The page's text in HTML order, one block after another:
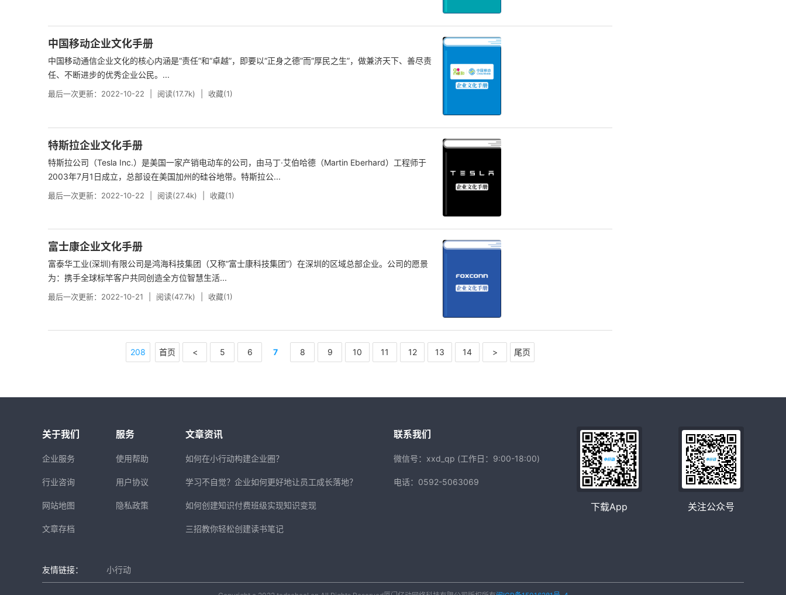
中国移动企业文化手册
中国移动通信企业文化的核心内涵是“责任”和“卓越”，即要以“正身之德”而“厚民之生”，做兼济天下、善尽责
任、不断进步的优秀企业公民。...
最后一次更新：2022-10-22 阅读(17.7k) 收藏(1)
特斯拉企业文化手册
特斯拉公司（Tesla Inc.）是美国一家产销电动车的公司，由马丁·艾伯哈德（Martin Eberhard）工程师于
2003年7月1日成立，总部设在美国加州的硅谷地带。特斯拉公...
最后一次更新：2022-10-22 阅读(27.4k) 收藏(1)
富士康企业文化手册
富泰华工业(深圳)有限公司是鸿海科技集团（又称“富士康科技集团”）在深圳的区域总部企业。公司的愿景
为：携手全球标竿客户共同创造全方位智慧生活...
最后一次更新：2022-10-21 阅读(47.7k) 收藏(1)
208 首页 < 5 6 7 8 9 10 11 12 13 14 > 尾页
关于我们
企业服务
行业咨询
网站地图
文章存档
服务
使用帮助
用户协议
隐私政策
文章资讯
如何在小行动构建企业圈？
学习不自觉？企业如何更好地让员工成长落地？
如何创建知识付费班级实现知识变现
三招教你轻松创建读书笔记
联系我们
微信号：xxd_qp (工作日：9:00-18:00)
电话：0592-5063069
下载App 关注公众号
友情链接： 小行动